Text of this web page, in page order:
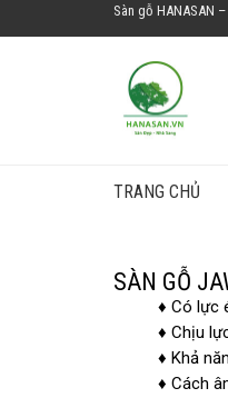
Sàn gỗ HANASAN
TRANG CHỦ
SÀN GỖ
♦ Có lực
♦ Chịu
♦ Khả
♦ Cách